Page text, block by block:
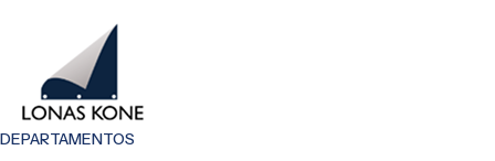
DEPARTAMENTOS